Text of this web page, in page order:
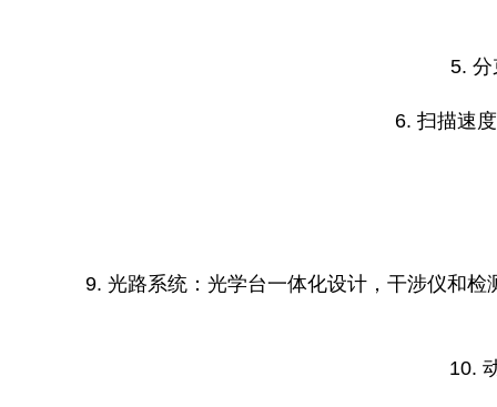
5.
6. 扫描速
9. 光路系统：光学台一体化设计，干涉仪和
10.